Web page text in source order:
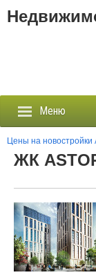
Меню
Новостройки
Новости
События
Цены на новостройки
ЖК